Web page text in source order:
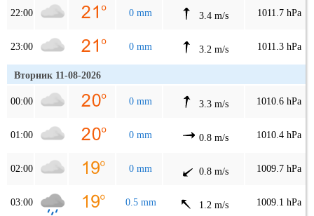
22:00 0 mm 3.4 m/s 1011.7 hPa
23:00 0 mm 3.2 m/s 1011.3 hPa
Вторник 11-08-2026
00:00 0 mm 3.3 m/s 1010.6 hPa
01:00 0 mm 0.8 m/s 1010.4 hPa
02:00 0 mm 0.8 m/s 1009.7 hPa
03:00 0.5 mm 1.2 m/s 1009.1 hPa